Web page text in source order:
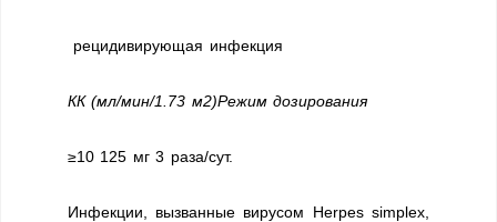
рецидивирующая инфекция
КК (мл/мин/1.73 м2)Режим дозирования
≥10 125 мг 3 раза/сут.
Инфекции, вызванные вирусом Herpes simplex,